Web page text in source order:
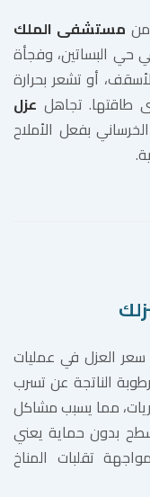
مستشفى الملك
حي البساتين، وفجأة
أو تشعر بحرارة
طاقتها. تجاهل عزل
بفعل الأملاح
سعر العزل في عمليات
الناتجة عن تسرب
مما يسبب مشاكل
بدون حماية يعني
تقلبات المناخ